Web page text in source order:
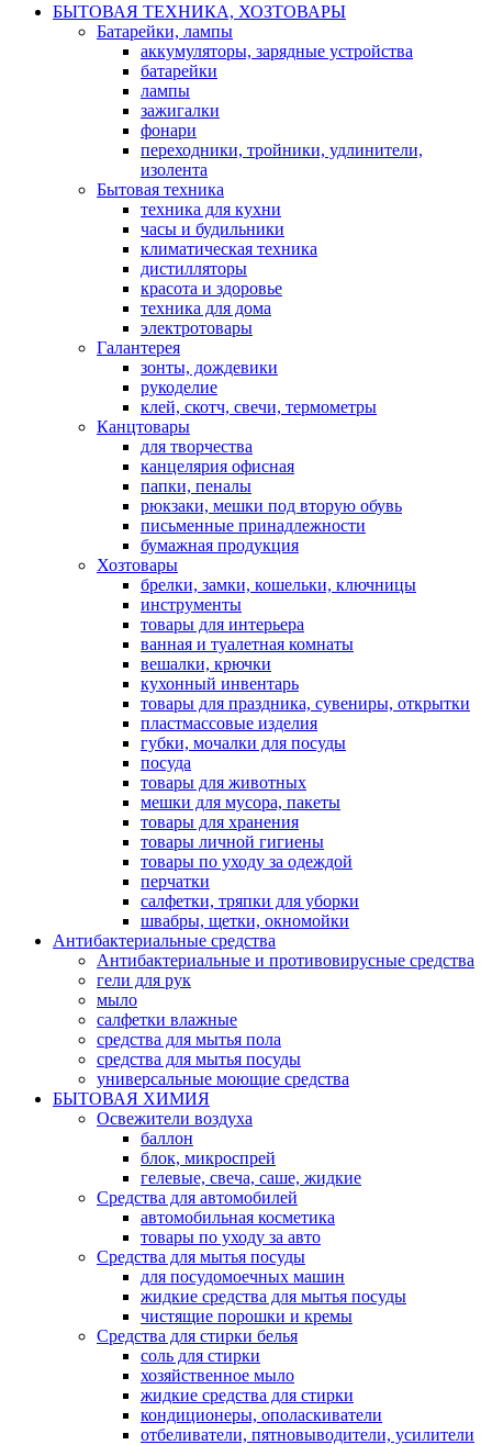
БЫТОВАЯ ТЕХНИКА, ХОЗТОВАРЫ
Батарейки, лампы
аккумуляторы, зарядные устройства
батарейки
лампы
зажигалки
фонари
переходники, тройники, удлинители,
изолента
Бытовая техника
техника для кухни
часы и будильники
климатическая техника
дистилляторы
красота и здоровье
техника для дома
электротовары
Галантерея
зонты, дождевики
рукоделие
клей, скотч, свечи, термометры
Канцтовары
для творчества
канцелярия офисная
папки, пеналы
рюкзаки, мешки под вторую обувь
письменные принадлежности
бумажная продукция
Хозтовары
брелки, замки, кошельки, ключницы
инструменты
товары для интерьера
ванная и туалетная комнаты
вешалки, крючки
кухонный инвентарь
товары для праздника, сувениры, открытки
пластмассовые изделия
губки, мочалки для посуды
посуда
товары для животных
мешки для мусора, пакеты
товары для хранения
товары личной гигиены
товары по уходу за одеждой
перчатки
салфетки, тряпки для уборки
швабры, щетки, окномойки
Антибактериальные средства
Антибактериальные и противовирусные средства
гели для рук
мыло
салфетки влажные
средства для мытья пола
средства для мытья посуды
универсальные моющие средства
БЫТОВАЯ ХИМИЯ
Освежители воздуха
баллон
блок, микроспрей
гелевые, свеча, саше, жидкие
Средства для автомобилей
автомобильная косметика
товары по уходу за авто
Средства для мытья посуды
для посудомоечных машин
жидкие средства для мытья посуды
чистящие порошки и кремы
Средства для стирки белья
соль для стирки
хозяйственное мыло
жидкие средства для стирки
кондиционеры, ополаскиватели
отбеливатели, пятновыводители, усилители